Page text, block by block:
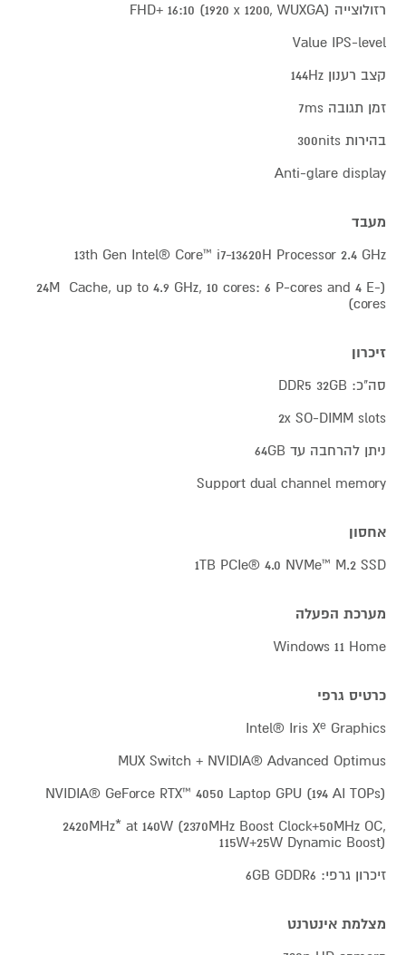
רזולוצייה FHD+ 16:10 (1920 x 1200, WUXGA)
Value IPS-level
קצב רענון 144Hz
זמן תגובה 7ms
בהירות 300nits
Anti-glare display
מעבד
13th Gen Intel® Core™ i7-13620H Processor 2.4 GHz
(24M Cache, up to 4.9 GHz, 10 cores: 6 P-cores and 4 E-
cores)
זיכרון
סה"כ: DDR5 32GB
2x SO-DIMM slots
ניתן להרחבה עד 64GB
Support dual channel memory
אחסון
1TB PCIe® 4.0 NVMe™ M.2 SSD
מערכת הפעלה
Windows 11 Home
כרטיס גרפי
Intel® Iris Xᵉ Graphics
MUX Switch + NVIDIA® Advanced Optimus
NVIDIA® GeForce RTX™ 4050 Laptop GPU (194 AI TOPs)
2420MHz* at 140W (2370MHz Boost Clock+50MHz OC,
115W+25W Dynamic Boost)
זיכרון גרפי: 6GB GDDR6
מצלמת אינטרנט